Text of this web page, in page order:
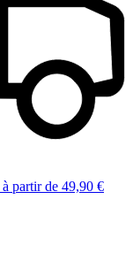
à partir de 49,90 €